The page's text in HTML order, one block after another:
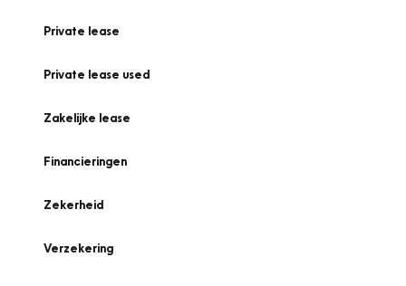
Private lease
Private lease used
Zakelijke lease
Financieringen
Zekerheid
Verzekering